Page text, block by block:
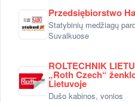
Przedsiębiorstwo
Statybinių medžiagų
Suvalkuose
ROLTECHNIK
„Roth Czech“
Lietuvoje
Dušo kabinos, vonios